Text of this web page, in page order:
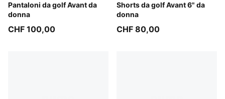
Pantaloni da golf Avant da
donna
Warm White
CHF 100,00
Shorts da golf Avant 6" da
donna
Deep Navy
CHF 80,00